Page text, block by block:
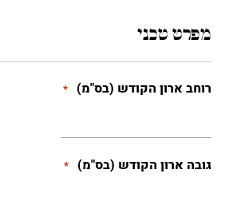
מפרט טכני
רוחב ארון הקודש (בס"מ) *
גובה ארון הקודש (בס"מ) *